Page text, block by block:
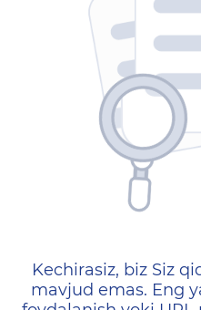
404 —
Kechirasiz, biz Siz
mavjud emas. Eng